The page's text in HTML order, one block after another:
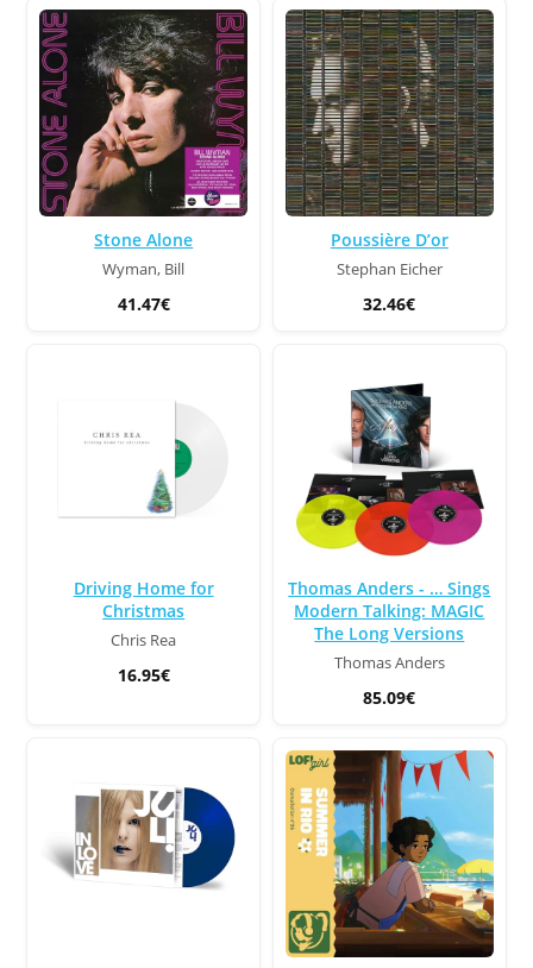
Stone Alone
Wyman, Bill
41.47€
Poussière D’or
Stephan Eicher
32.46€
Driving Home for
Christmas
Chris Rea
16.95€
Thomas Anders - … Sings
Modern Talking: MAGIC
The Long Versions
Thomas Anders
85.09€